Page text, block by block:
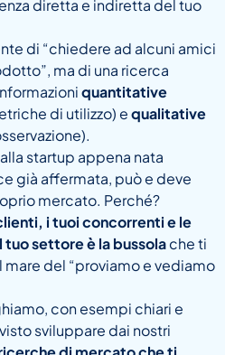
diretta e indiretta del tuo
di “chiedere ad alcuni amici
ma di una ricerca
quantitative
di utilizzo) equalitative
startup appena nata
già affermata, può e deve
mercato. Perché?
i tuoi concorrenti e le
settore è la bussolache ti
del “proviamo e vediamo
con esempi chiari e
sviluppare dai nostri